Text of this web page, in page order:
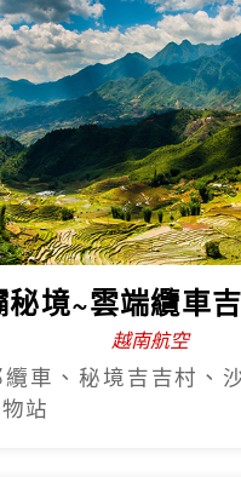
珠~芽莊+大勒
5日
越南航空 全程無購物
餐+龍蝦半隻、水陸
過山車